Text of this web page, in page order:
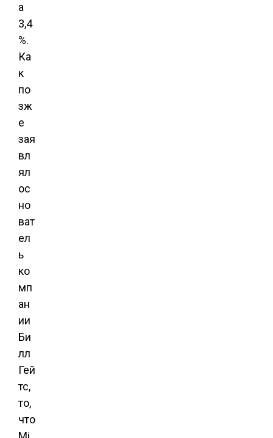
а
3,4
%.
Ка
к
по
зж
е
зая
вл
ял
ос
но
ват
ел
ь
ко
мп
ан
ии
Би
лл
Гей
тс,
то,
что